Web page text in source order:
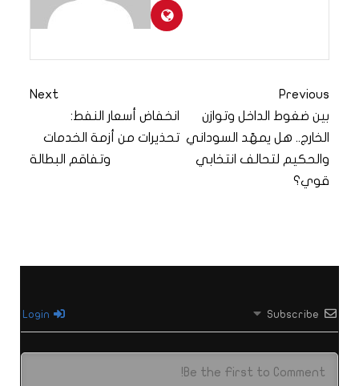
Previous
بين ضغوط الداخل وتوازن
الخارج.. هل يمهّد السوداني
والحكيم لتحالف انتخابي
قوي؟
Next
انخفاض أسعار النفط:
تحذيرات من أزمة الخدمات
وتفاقم البطالة
Subscribe